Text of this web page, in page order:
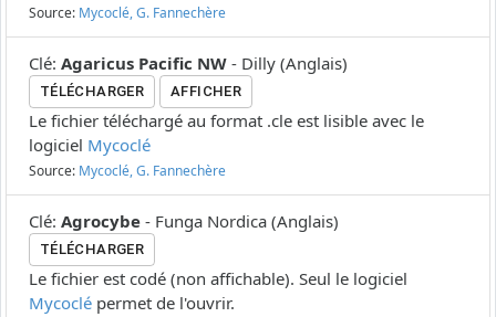
Source: Mycoclé, G. Fannechère
Clé: Agaricus Pacific NW - Dilly (Anglais)
TÉLÉCHARGER AFFICHER
Le fichier téléchargé au format .cle est lisible avec le
logiciel Mycoclé
Source: Mycoclé, G. Fannechère
Clé: Agrocybe - Funga Nordica (Anglais)
TÉLÉCHARGER
Le fichier est codé (non affichable). Seul le logiciel
Mycoclé permet de l'ouvrir.